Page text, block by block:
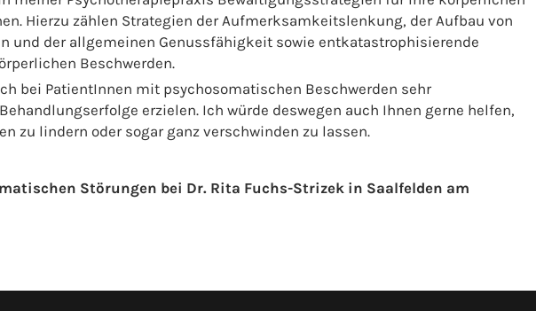
Hierzu zählen Strategien der Aufmerksamkeitslenkung, der Aufbau von
und der allgemeinen Genussfähigkeit sowie entkatastrophisierende
Beschwerden.
bei PatientInnen mit psychosomatischen Beschwerden sehr
erzielen. Ich würde deswegen auch Ihnen gerne helfen,
zu lindern oder sogar ganz verschwinden zu lassen.
Störungen bei Dr. Rita Fuchs-Strizek in Saalfelden am